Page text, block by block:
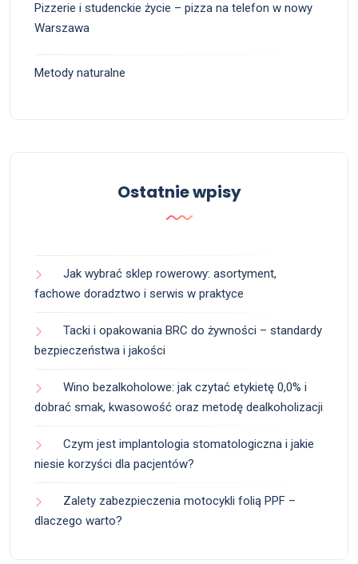
Pizzerie i studenckie życie – pizza na telefon w nowy
Warszawa
Metody naturalne
Ostatnie wpisy
Jak wybrać sklep rowerowy: asortyment,
fachowe doradztwo i serwis w praktyce
Tacki i opakowania BRC do żywności – standardy
bezpieczeństwa i jakości
Wino bezalkoholowe: jak czytać etykietę 0,0% i
dobrać smak, kwasowość oraz metodę dealkoholizacji
Czym jest implantologia stomatologiczna i jakie
niesie korzyści dla pacjentów?
Zalety zabezpieczenia motocykli folią PPF –
dlaczego warto?